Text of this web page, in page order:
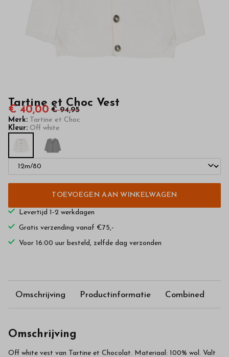
webshop
Tartine et Choc Vest
€ 40,00 € 94,95
Merk: Tartine et Choc
Kleur: Off white
TOEVOEGEN AAN WINKELWAGEN
Levertijd 1-2 werkdagen
Gratis verzending vanaf €75,-
Voor 16:00 uur besteld, zelfde dag verzonden
Omschrijving Productinformatie Combined
Omschrijving
Off white vest van Tartine et Chocolat. Materiaal: 100% wol. Valt